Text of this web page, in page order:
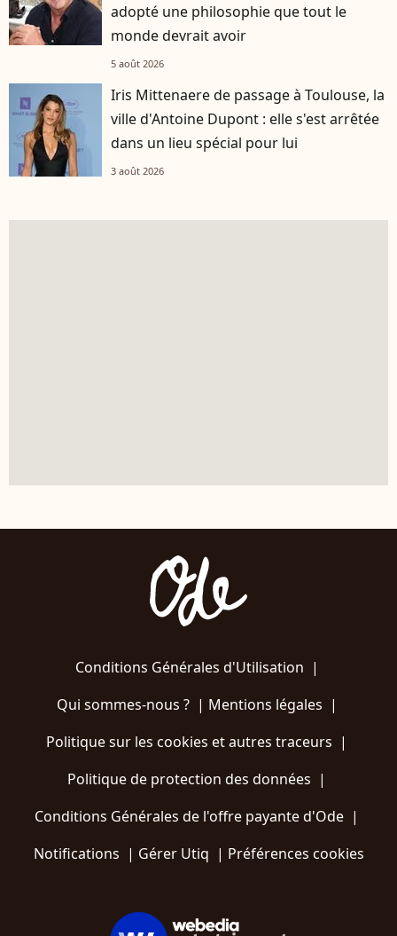
adopté une philosophie que tout le
monde devrait avoir
5 août 2026
Iris Mittenaere de passage à Toulouse, la
ville d'Antoine Dupont : elle s'est arrêtée
dans un lieu spécial pour lui
3 août 2026
Conditions Générales d'Utilisation |
Qui sommes-nous ?| Mentions légales |
Politique sur les cookies et autres traceurs |
Politique de protection des données |
Conditions Générales de l'offre payante d'Ode |
Notifications | Gérer Utiq | Préférences cookies